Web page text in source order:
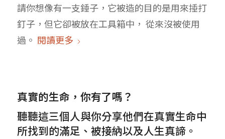
請你想像有一支錘子，它被造的目的是用來捶打
釘子，但它卻被放在工具箱中， 從來沒被使用
過。 閱讀更多
真實的生命，你有了嗎？
聽聽這三個人與你分享他們在真實生命中
所找到的滿足、被接納以及人生真諦。